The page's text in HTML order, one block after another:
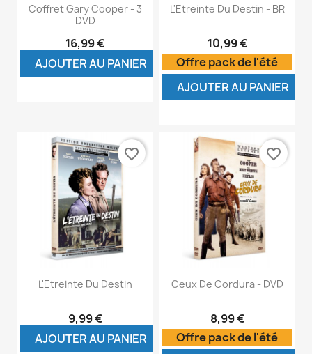
Coffret Gary Cooper - 3
DVD
16,99 €
AJOUTER AU PANIER
L'Etreinte Du Destin - BR
10,99 €
Offre pack de l'été
AJOUTER AU PANIER
L'Etreinte Du Destin
9,99 €
AJOUTER AU PANIER
favorite_border
Ceux De Cordura - DVD
8,99 €
Offre pack de l'été
favorite_border